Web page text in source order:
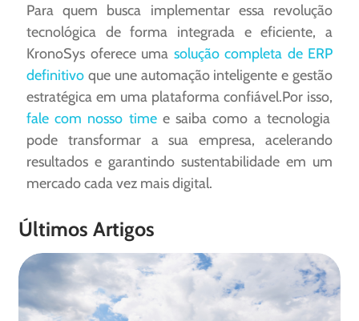
Para quem busca implementar essa revolução
tecnológica de forma integrada e eficiente, a
KronoSys oferece uma solução completa de ERP
definitivo que une automação inteligente e gestão
estratégica em uma plataforma confiável.Por isso,
fale com nosso timee saiba como a tecnologia
pode transformar a sua empresa, acelerando
resultados e garantindo sustentabilidade em um
mercado cada vez mais digital.
Últimos Artigos